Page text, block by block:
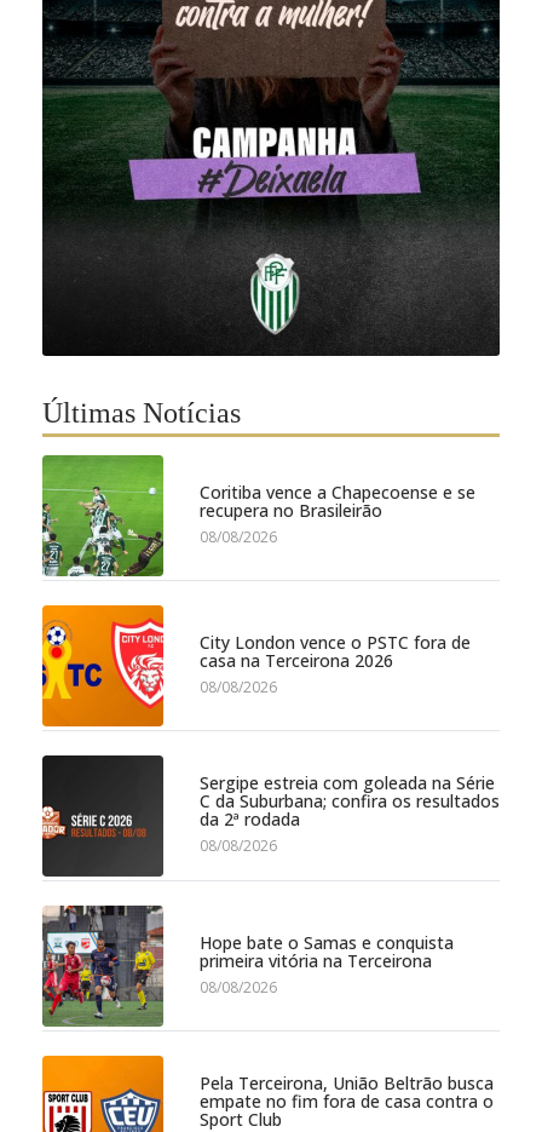
Últimas Notícias
Coritiba vence a Chapecoense e se
recupera no Brasileirão
08/08/2026
City London vence o PSTC fora de
casa na Terceirona 2026
08/08/2026
Sergipe estreia com goleada na Série
C da Suburbana; confira os resultados
da 2ª rodada
08/08/2026
Hope bate o Samas e conquista
primeira vitória na Terceirona
08/08/2026
Pela Terceirona, União Beltrão busca
empate no fim fora de casa contra o
Sport Club